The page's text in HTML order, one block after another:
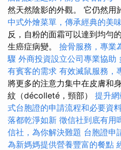
然天然陰影的外觀。 它仍然用
中式外燴菜單，傳承經典的美
反，自粉的面霜可以達到均勻
生癌症病變。 撿骨服務，專業
驟 外商投資設立公司專業協助
有賓客的需求 有效滅鼠服務，
將更多的注意力集中在皮膚和
紋（décolleté，頸部） 提升
式台胞證的申請流程和必要資
落都乾淨如新 徵信社到底有用
信社，為你解決難題 台胞證申
為新媽媽提供營養豐富的餐點